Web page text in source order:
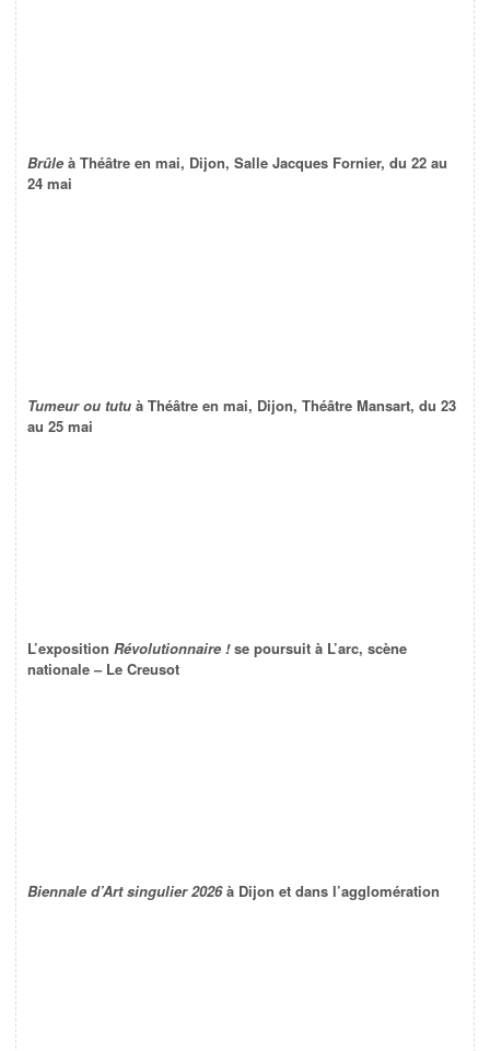
Brûle à Théâtre en mai, Dijon, Salle Jacques Fornier, du 22 au
24 mai
Tumeur ou tutu à Théâtre en mai, Dijon, Théâtre Mansart, du 23
au 25 mai
L’exposition Révolutionnaire !se poursuit à L’arc, scène
nationale – Le Creusot
Biennale d’Art singulier 2026à Dijon et dans l’agglomération